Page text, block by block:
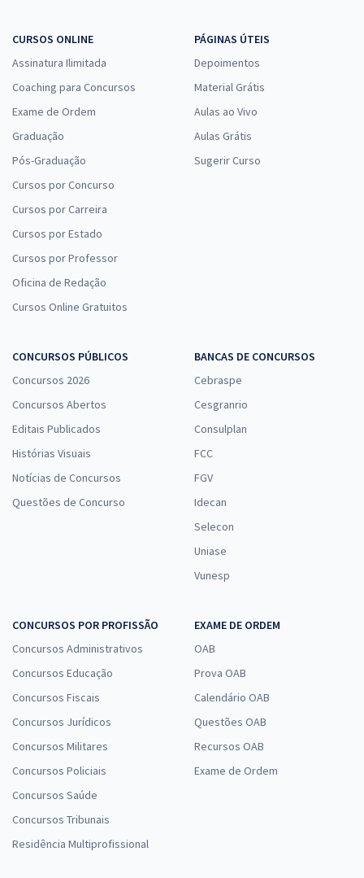
CURSOS ONLINE
Assinatura Ilimitada
Coaching para Concursos
Exame de Ordem
Graduação
Pós-Graduação
Cursos por Concurso
Cursos por Carreira
Cursos por Estado
Cursos por Professor
Oficina de Redação
Cursos Online Gratuitos
PÁGINAS ÚTEIS
Depoimentos
Material Grátis
Aulas ao Vivo
Aulas Grátis
Sugerir Curso
CONCURSOS PÚBLICOS
Concursos 2026
Concursos Abertos
Editais Publicados
Histórias Visuais
Notícias de Concursos
Questões de Concurso
BANCAS DE CONCURSOS
Cebraspe
Cesgranrio
Consulplan
FCC
FGV
Idecan
Selecon
Uniase
Vunesp
CONCURSOS POR PROFISSÃO
Concursos Administrativos
Concursos Educação
Concursos Fiscais
Concursos Jurídicos
Concursos Militares
Concursos Policiais
Concursos Saúde
Concursos Tribunais
Residência Multiprofissional
EXAME DE ORDEM
OAB
Prova OAB
Calendário OAB
Questões OAB
Recursos OAB
Exame de Ordem